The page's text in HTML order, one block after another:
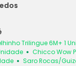
Trilingue 6M+ 1
Chicco Wow
Saro Rocas/